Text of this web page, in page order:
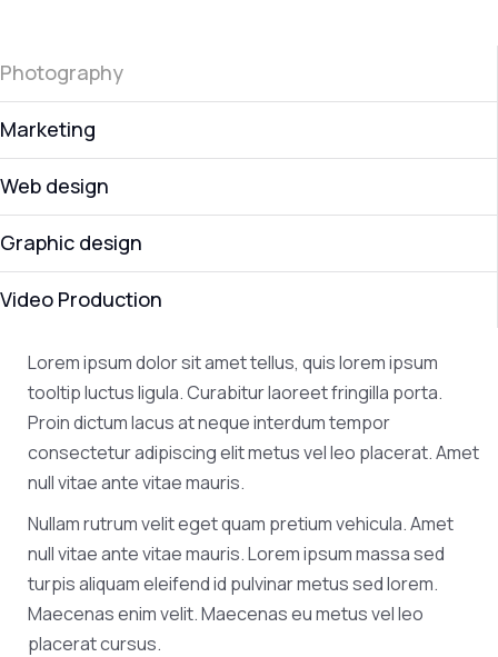
Photography
Marketing
Web design
Graphic design
Video Production
Lorem ipsum dolor sit amet tellus, quis lorem ipsum
tooltip luctus ligula. Curabitur laoreet fringilla porta.
Proin dictum lacus at neque interdum tempor
consectetur adipiscing elit metus vel leo placerat. Amet
null vitae ante vitae mauris.
Nullam rutrum velit eget quam pretium vehicula. Amet
null vitae ante vitae mauris. Lorem ipsum massa sed
turpis aliquam eleifend id pulvinar metus sed lorem.
Maecenas enim velit. Maecenas eu metus vel leo
placerat cursus.